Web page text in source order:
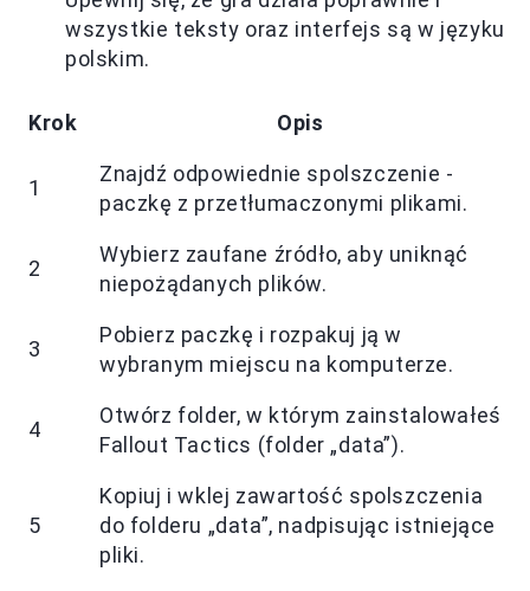
wszystkie teksty oraz interfejs są w języku
polskim.
Krok Opis
1
Znajdź odpowiednie spolszczenie -
paczkę z przetłumaczonymi plikami.
2
Wybierz zaufane źródło, aby uniknąć
niepożądanych plików.
3
Pobierz paczkę i rozpakuj ją w
wybranym miejscu na komputerze.
4
Otwórz folder, w którym zainstalowałeś
Fallout Tactics (folder „data”).
5
Kopiuj i wklej zawartość spolszczenia
do folderu „data”, nadpisując istniejące
pliki.